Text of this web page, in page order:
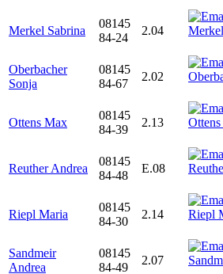
Merkel Sabrina
08145
84-24
2.04
Oberbacher
Sonja
08145
84-67
2.02
Ottens Max
08145
84-39
2.13
Reuther Andrea
08145
84-48
E.08
Riepl Maria
08145
84-30
2.14
Sandmeir
Andrea
08145
84-49
2.07